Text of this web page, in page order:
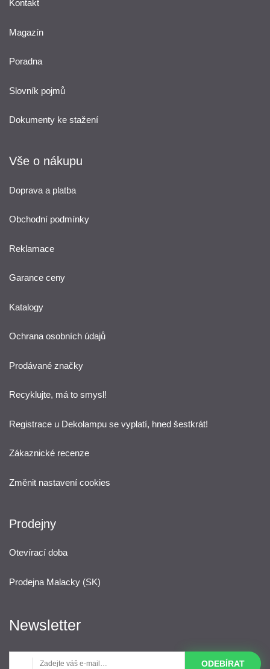
Kontakt
Magazín
Poradna
Slovník pojmů
Dokumenty ke stažení
Vše o nákupu
Doprava a platba
Obchodní podmínky
Reklamace
Garance ceny
Katalogy
Ochrana osobních údajů
Prodávané značky
Recyklujte, má to smysl!
Registrace u Dekolampu se vyplatí, hned šestkrát!
Zákaznické recenze
Změnit nastavení cookies
Prodejny
Otevírací doba
Prodejna Malacky (SK)
Newsletter
ODEBÍRAT